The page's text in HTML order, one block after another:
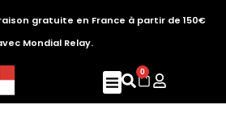
gratuite en France à partir de 150€
Mondial Relay.
0